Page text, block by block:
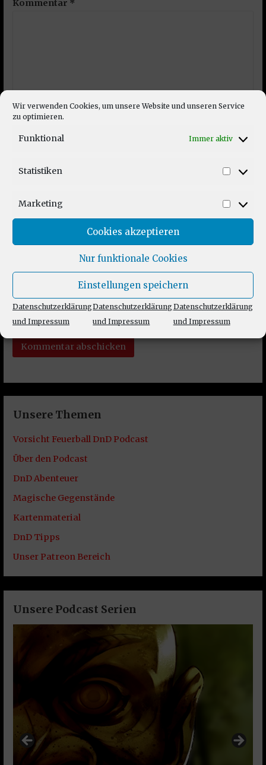
Wir verwenden Cookies, um unsere Website und unseren Service
zu optimieren.
Funktional Immer aktiv
Statistiken
Marketing
Cookies akzeptieren
Nur funktionale Cookies
Einstellungen speichern
Datenschutzerklärung
und Impressum
Datenschutzerklärung
und Impressum
Datenschutzerklärung
und Impressum
Kommentar *
Name*
*
Unsere Themen
Vorsicht Feuerball DnD Podcast
Über den Podcast
DnD Abenteuer
Magische Gegenstände
Kartenmaterial
DnD Tipps
Unser Patreon Bereich
Unsere Podcast Serien